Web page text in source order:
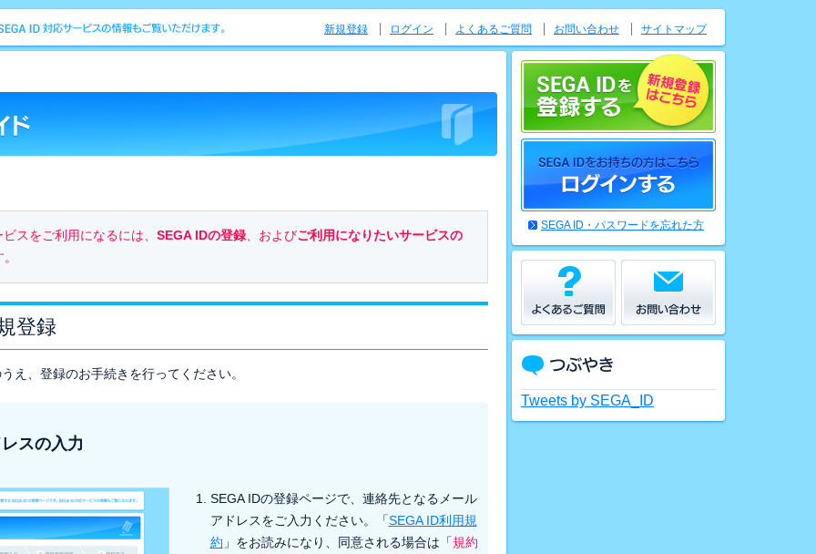
スをご利用になるには、 SEGA IDの登録、およびご利用になりたいサービスの
登録
え、登録のお手続きを行ってください。
スの入力
SEGA IDの登録ページで、連絡先となるメール
アドレスをご入力ください。「SEGA ID利用規
約 」をお読みになり、同意される場合は「規約
SEGA ID・パスワードを忘れた方
Tweets by SEGA_ID
新規登録 ログイン よくあるご質問 お問い合わせ サイトマップ